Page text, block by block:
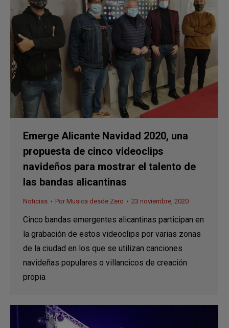
Emerge Alicante Navidad 2020, una
propuesta de cinco videoclips
navideños para mostrar el talento de
las bandas alicantinas
Noticias Por Musica desde Zero 23 noviembre, 2020
Cinco bandas emergentes alicantinas participan en
la grabación de estos videoclips por varias zonas
de la ciudad en los que se utilizan canciones
navideñas populares o villancicos de creación
propia